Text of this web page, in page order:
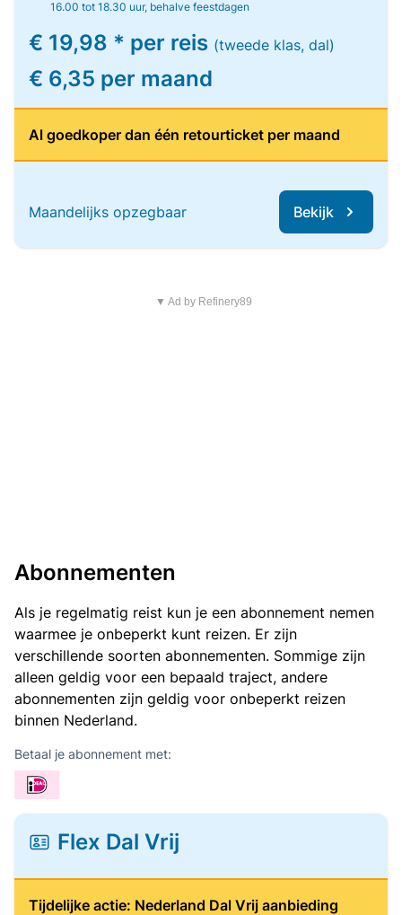
16.00 tot 18.30 uur, behalve feestdagen
€ 19,98 * per reis (tweede klas, dal)
€ 6,35 per maand
Al goedkoper dan één retourticket per maand
Maandelijks opzegbaar Bekijk
▼ Ad by Refinery89
Abonnementen
Als je regelmatig reist kun je een abonnement nemen
waarmee je onbeperkt kunt reizen. Er zijn
verschillende soorten abonnementen. Sommige zijn
alleen geldig voor een bepaald traject, andere
abonnementen zijn geldig voor onbeperkt reizen
binnen Nederland.
Betaal je abonnement met:
Flex Dal Vrij
Tijdelijke actie: Nederland Dal Vrij aanbieding